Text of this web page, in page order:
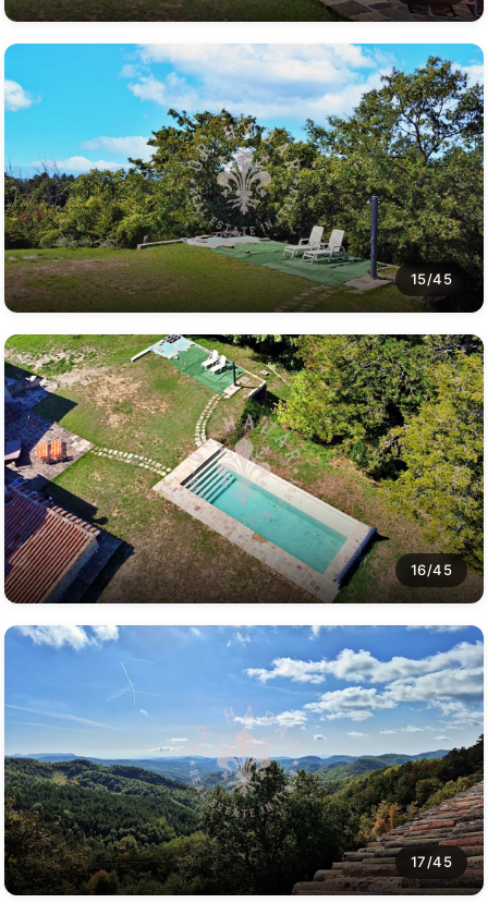
15/45
16/45
17/45